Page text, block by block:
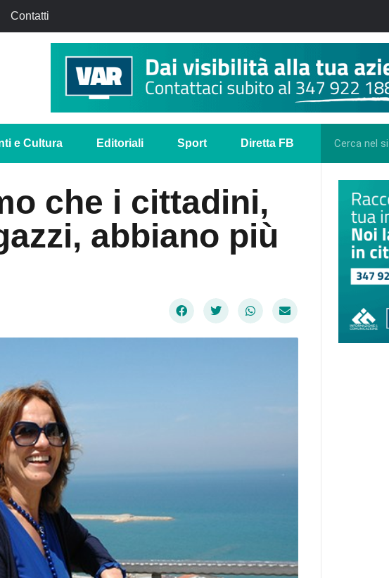
Contatti
e Cultura Editoriali Sport Diretta FB
che i cittadini,
abbiano più